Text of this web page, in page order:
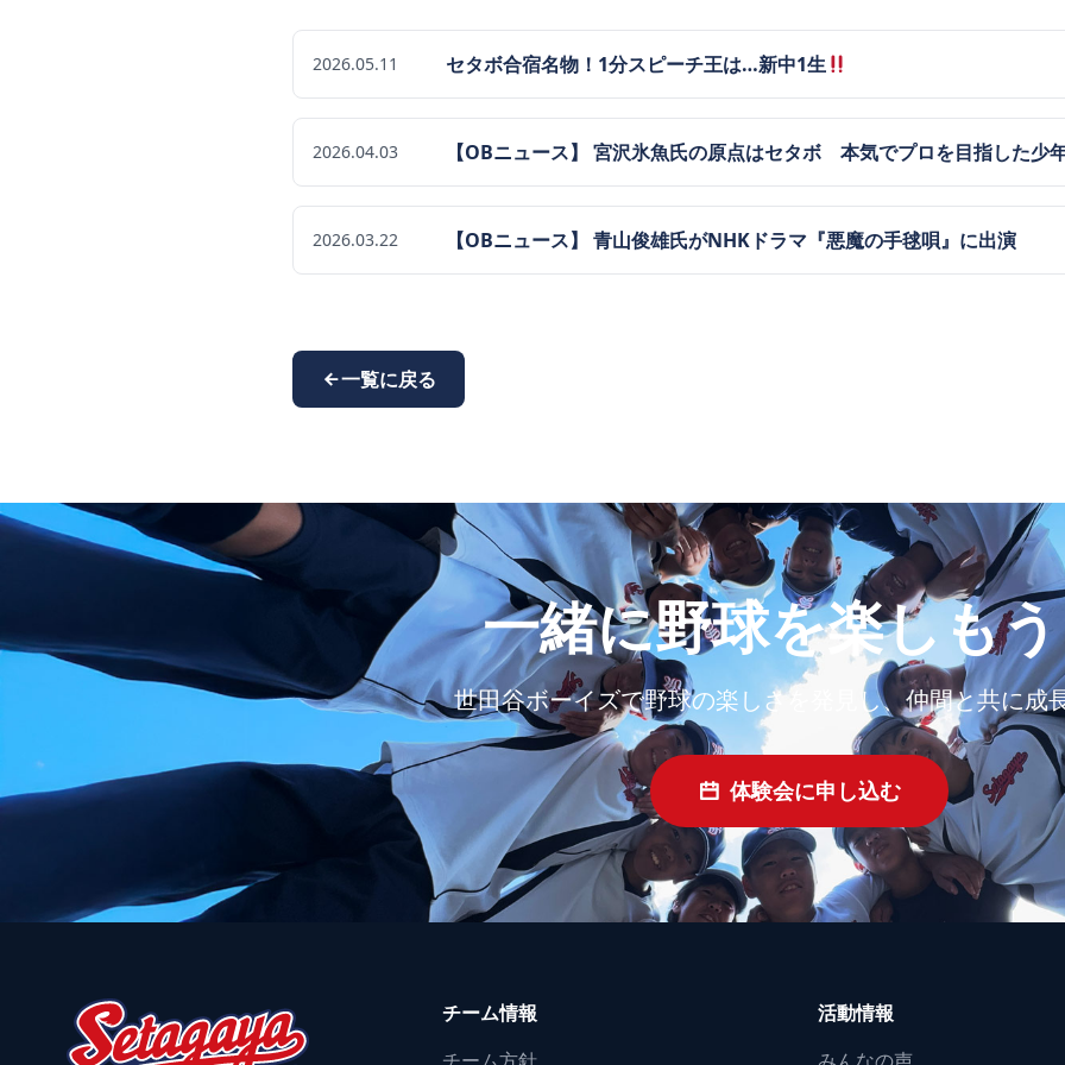
2026.05.11 セタボ合宿名物！1分スピーチ王は…新中1生
2026.04.03 【OBニュース】 宮沢氷魚氏の原点はセタボ 本気でプロを目指した少
2026.03.22 【OBニュース】 青山俊雄氏がNHKドラマ『悪魔の手毬唄』に出演
一覧に戻る
一緒に野球を楽しも
世田谷ボーイズで野球の楽しさを発見し、仲間と共に成
体験会に申し込む
チーム情報
活動情報